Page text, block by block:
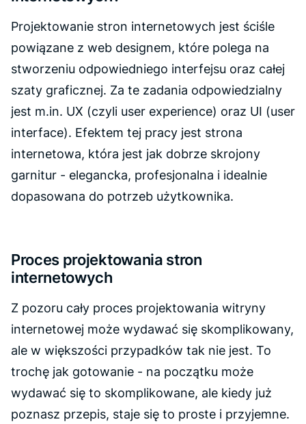
Projektowanie stron internetowych jest ściśle
powiązane z web designem, które polega na
stworzeniu odpowiedniego interfejsu oraz całej
szaty graficznej. Za te zadania odpowiedzialny
jest m.in. UX (czyli user experience) oraz UI (user
interface). Efektem tej pracy jest strona
internetowa, która jest jak dobrze skrojony
garnitur - elegancka, profesjonalna i idealnie
dopasowana do potrzeb użytkownika.
Proces projektowania stron
internetowych
Z pozoru cały proces projektowania witryny
internetowej może wydawać się skomplikowany,
ale w większości przypadków tak nie jest. To
trochę jak gotowanie - na początku może
wydawać się to skomplikowane, ale kiedy już
poznasz przepis, staje się to proste i przyjemne.